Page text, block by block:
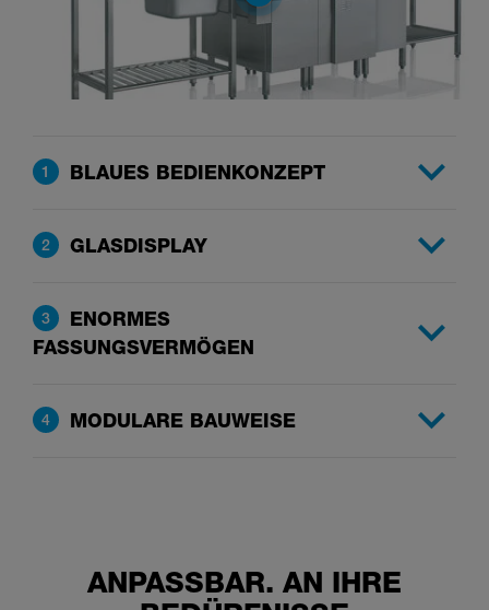
1 BLAUES BEDIENKONZEPT
2 GLASDISPLAY
3
ENORMES
FASSUNGSVERMÖGEN
4 MODULARE BAUWEISE
ANPASSBAR. AN IHRE